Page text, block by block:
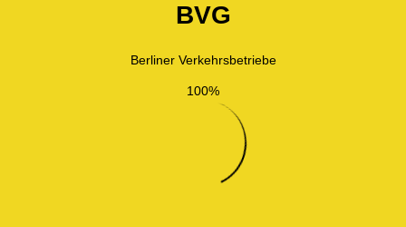
BVG
Berliner Verkehrsbetriebe
100%